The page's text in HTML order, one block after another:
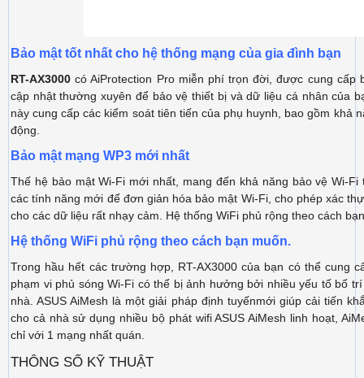
Bảo mật tốt nhất cho hệ thống mạng của gia đình bạn
RT-AX3000 có AiProtection Pro miễn phí trọn đời, được cung
cập nhật thường xuyên để bảo vệ thiết bị và dữ liệu cá nhân của
này cung cấp các kiểm soát tiên tiến của phụ huynh, bao gồm khả
động.
Bảo mật mạng WP3 mới nhất
Thế hệ bảo mật Wi-Fi mới nhất, mang đến khả năng bảo vệ Wi-
các tính năng mới để đơn giản hóa bảo mật Wi-Fi, cho phép xác
cho các dữ liệu rất nhạy cảm. Hệ thống WiFi phủ rộng theo cách
Hệ thống WiFi phủ rộng theo cách bạn muốn.
Trong hầu hết các trường hợp, RT-AX3000 của bạn có thể cung
phạm vi phủ sóng Wi-Fi có thể bị ảnh hưởng bởi nhiều yếu tố bố
nhà. ASUS AiMesh là một giải pháp định tuyếnmới giúp cải tiến
cho cả nhà sử dụng nhiều bộ phát wifi ASUS AiMesh linh hoạt,
chỉ với 1 mạng nhất quán.
THÔNG SỐ KỸ THUẬT